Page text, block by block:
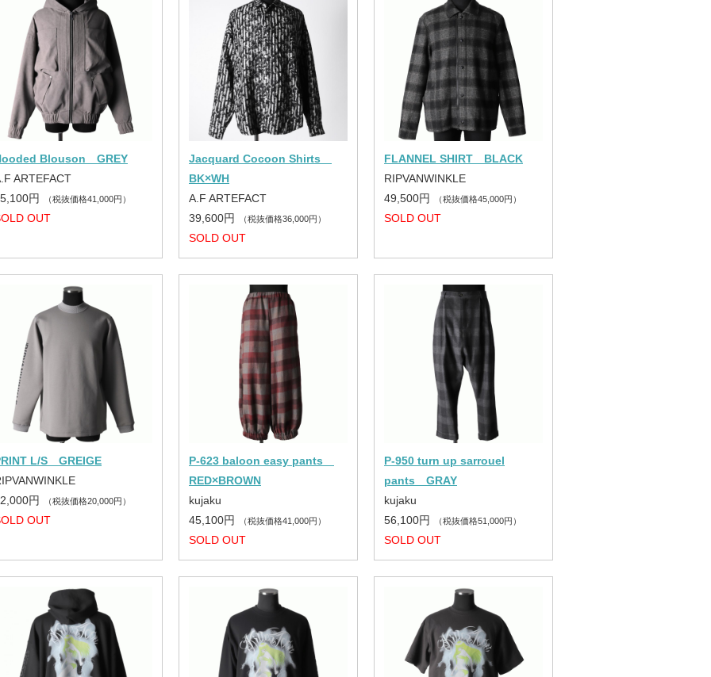
Blouson GREY
ARTEFACT
円
（税抜価格41,000円）
OUT
Jacquard Cocoon Shirts
BK×WH
A.F ARTEFACT
39,600円
（税抜価格36,000円）
SOLD OUT
FLANNEL SHIRT BLACK
RIPVANWINKLE
49,500円
（税抜価格45,000円）
SOLD OUT
L/S GREIGE
円
（税抜価格20,000円）
OUT
P-623 baloon easy pants
RED×BROWN
kujaku
45,100円
（税抜価格41,000円）
SOLD OUT
P-950 turn up sarrouel
pants GRAY
kujaku
56,100円
（税抜価格51,000円）
SOLD OUT